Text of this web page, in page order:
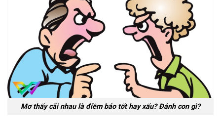
Mơ thấy cãi nhau là điềm báo tốt hay xấu? Đánh con gì?